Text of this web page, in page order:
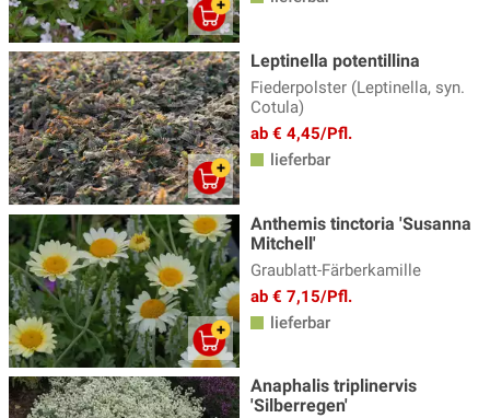
Leptinella potentillina
Fiederpolster (Leptinella, syn.
Cotula)
ab € 4,45/Pfl.
lieferbar
Anthemis tinctoria 'Susanna
Mitchell'
Graublatt-Färberkamille
ab € 7,15/Pfl.
lieferbar
Anaphalis triplinervis
'Silberregen'